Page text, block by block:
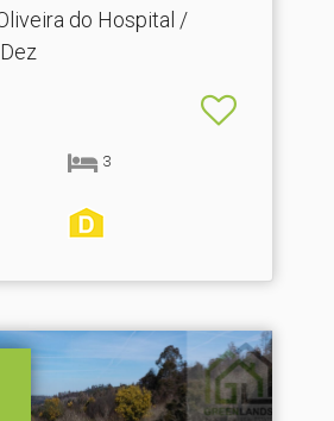
do Hospital /
3